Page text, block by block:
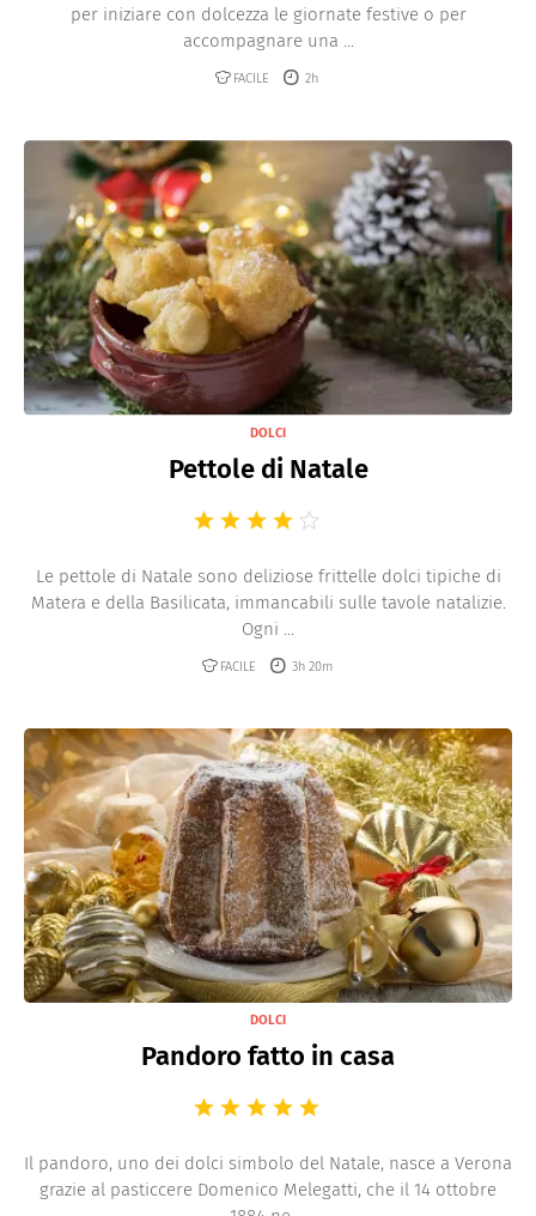
per iniziare con dolcezza le giornate festive o per
accompagnare una ...
FACILE 2h
DOLCI
Pettole di Natale
Le pettole di Natale sono deliziose frittelle dolci tipiche di
Matera e della Basilicata, immancabili sulle tavole natalizie.
Ogni ...
FACILE 3h 20m
DOLCI
Pandoro fatto in casa
Il pandoro, uno dei dolci simbolo del Natale, nasce a Verona
grazie al pasticcere Domenico Melegatti, che il 14 ottobre